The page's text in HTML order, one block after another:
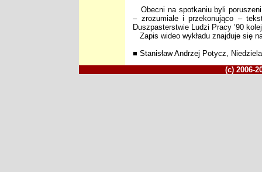
Obecni na spotkaniu byli poruszeni
– zrozumiale i przekonująco –
Duszpasterstwie Ludzi Pracy ’90
Zapis wideo wykładu znajduje się
■ Stanisław Andrzej Potycz,
(c) 2006-